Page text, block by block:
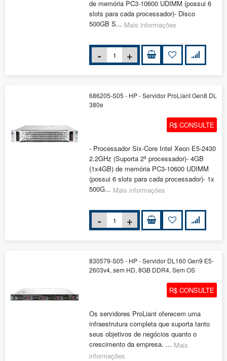
de memória PC3-10600 UDIMM (possui 6
slots para cada processador)- Disco
500GB S... Mais informações
686205-S05 - HP - Servidor ProLiant Gen8 DL
380e
R$ CONSULTE
- Processador Six-Core Intel Xeon E5-2430
2.2GHz (Suporta 2º processador)- 4GB
(1x4GB) de memória PC3-10600 UDIMM
(possui 6 slots para cada processador)- 1x
500G... Mais informações
830579-S05 - HP - Servidor DL160 Gen9 E5-
2603v4, sem HD, 8GB DDR4, Sem OS
R$ CONSULTE
Os servidores ProLiant oferecem uma
infraestrutura completa que suporta tanto
seus objetivos de negócios quanto o
crescimento da empresa. ... Mais
informações